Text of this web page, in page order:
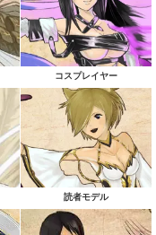
コスプレイヤー
読者モデル